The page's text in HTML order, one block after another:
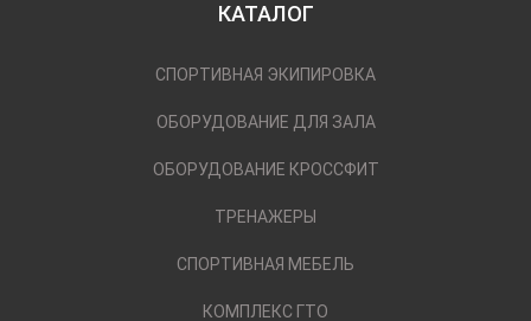
КАТАЛОГ
СПОРТИВНАЯ ЭКИПИРОВКА
ОБОРУДОВАНИЕ ДЛЯ ЗАЛА
ОБОРУДОВАНИЕ КРОССФИТ
ТРЕНАЖЕРЫ
СПОРТИВНАЯ МЕБЕЛЬ
КОМПЛЕКС ГТО